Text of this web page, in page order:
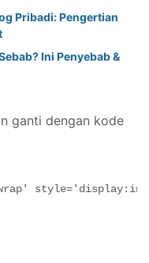
Pribadi: Pengertian
Ini Penyebab &
ganti dengan kode